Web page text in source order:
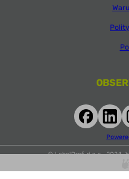
© LabelProfi d.o.o., 2024.